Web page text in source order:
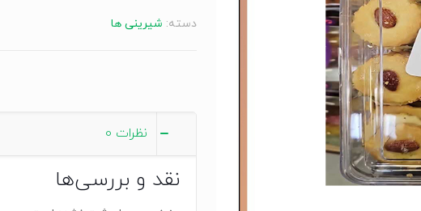
دسته: شیرینی ها
نظرات 0
نقد و بررسی‌ها